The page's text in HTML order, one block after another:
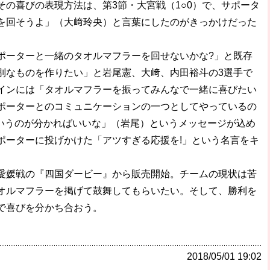
の喜びの表現方法は、第3節・大宮戦（1○0）で、サポータ
回そうよ」（大﨑玲央）と言葉にしたのがきっかけだった
ターと一緒のタオルマフラーを回せないかな?」と既存
なものを作りたい」と岩尾憲、大﨑、内田裕斗の3選手で
ンには「タオルマフラーを振ってみんなで一緒に喜びたい
ーターとのコミュニケーションの一つとしてやっているの
うのが分かればいいな」（岩尾）というメッセージが込め
ーターに投げかけた「アツすぎる応援を!」という名言をキ
戦の『四国ダービー』から販売開始。チームの現状は苦
ルマフラーを掲げて鼓舞してもらいたい。そして、勝利を
びを分かち合おう。
2018/05/01 19:02